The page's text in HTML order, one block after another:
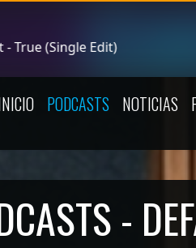
PODCASTS NOTICIAS
-